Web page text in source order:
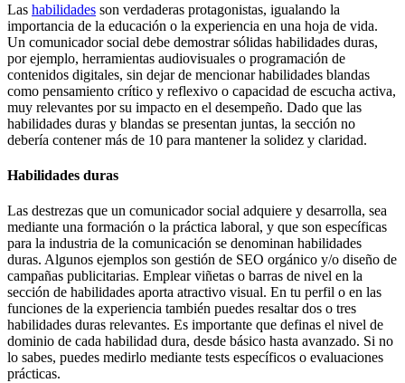
Las habilidades son verdaderas protagonistas, igualando la
importancia de la educación o la experiencia en una hoja de vida.
Un comunicador social debe demostrar sólidas habilidades duras,
por ejemplo, herramientas audiovisuales o programación de
contenidos digitales, sin dejar de mencionar habilidades blandas
como pensamiento crítico y reflexivo o capacidad de escucha activa,
muy relevantes por su impacto en el desempeño. Dado que las
habilidades duras y blandas se presentan juntas, la sección no
debería contener más de 10 para mantener la solidez y claridad.
Habilidades duras
Las destrezas que un comunicador social adquiere y desarrolla, sea
mediante una formación o la práctica laboral, y que son específicas
para la industria de la comunicación se denominan habilidades
duras. Algunos ejemplos son gestión de SEO orgánico y/o diseño de
campañas publicitarias. Emplear viñetas o barras de nivel en la
sección de habilidades aporta atractivo visual. En tu perfil o en las
funciones de la experiencia también puedes resaltar dos o tres
habilidades duras relevantes. Es importante que definas el nivel de
dominio de cada habilidad dura, desde básico hasta avanzado. Si no
lo sabes, puedes medirlo mediante tests específicos o evaluaciones
prácticas.